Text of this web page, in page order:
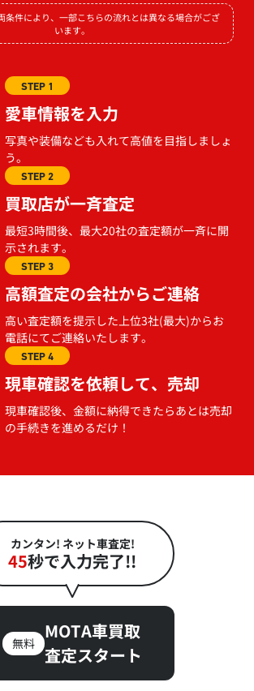
件により、一部こちらの流れとは異なる場合がござ
います。
STEP 1
愛車情報を入力
写真や装備なども入れて高値を目指しましょ
う。
STEP 2
買取店が一斉査定
最短3時間後、最大20社の査定額が一斉に開
示されます。
STEP 3
高額査定の会社からご連絡
高い査定額を提示した上位3社(最大)からお
電話にてご連絡いたします。
STEP 4
現車確認を依頼して、売却
現車確認後、金額に納得できたらあとは売却
の手続きを進めるだけ！
カンタン! ネット車査定!
45秒で入力完了!!
無料
MOTA車買取
査定スタート